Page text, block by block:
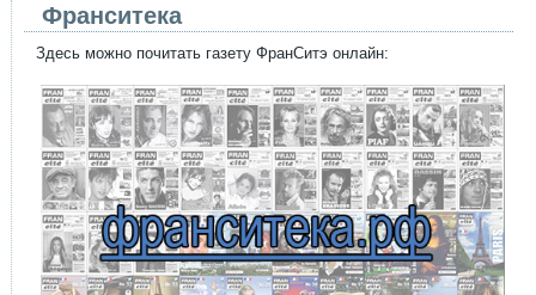
Франситека
Здесь можно почитать газету ФранСитэ онлайн: